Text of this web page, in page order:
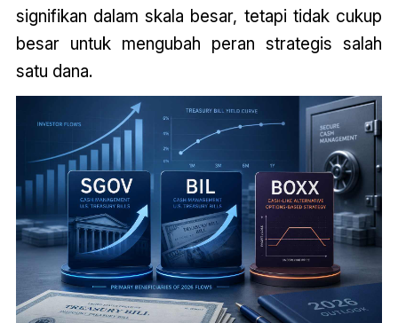
signifikan dalam skala besar, tetapi tidak cukup
besar untuk mengubah peran strategis salah
satu dana.